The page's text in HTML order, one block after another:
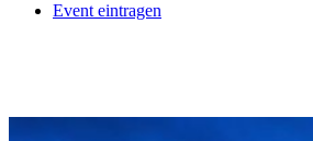
Event eintragen